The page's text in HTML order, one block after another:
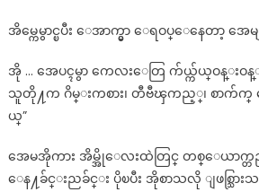
အိမ္ကေမွာင္ၿပီး ေအာက္မွာ ေရဝပ္ေနေတာ့ အေမ
အို … အေပၚမွာ ကေလးေတြ က်ယ္က်ယ္ဝန္းဝန္
သူတို႔က ဂိမ္းကစား၊ တီဗီၾကည့္၊ စာက်က္
ယ္”
အေမအိုကား အိမ္အိုေလးထဲတြင္ တစ္ေယာက္
ေန႔ခ်င္းညခ်င္း ပိုၿပီး အိုစာသလို ျဖစ္သြား